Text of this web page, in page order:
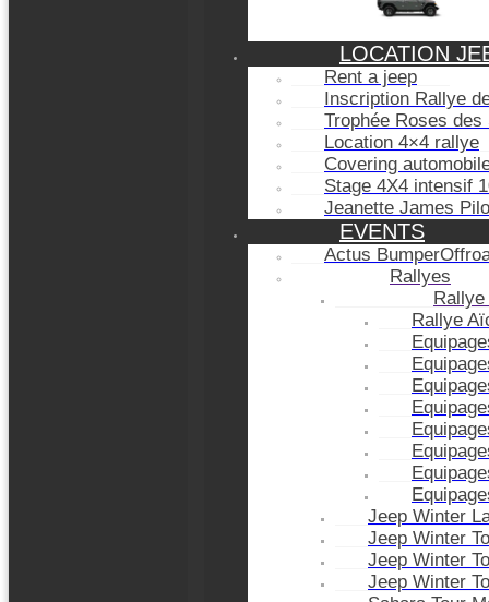
LOCATION
Rent a jeep
Inscription Rallye
Trophée Roses des
Location 4×4 rallye
Covering
Stage 4X4 intensif
Jeanette James
EVENTS
Actus
Rallyes
Rallye
Jeep Winter
Jeep Winter
Jeep Winter
Jeep Winter